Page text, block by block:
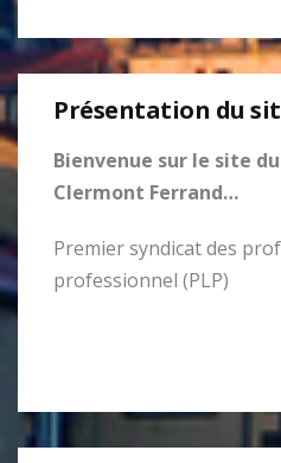
Présentation du
Bienvenue sur le site du
Clermont Ferrand…
Premier syndicat des
professionnel (PLP)